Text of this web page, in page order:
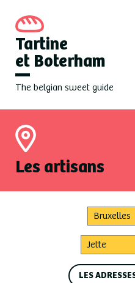
Tartine
et Boterham
The belgian sweet guide
Les artisans
LES